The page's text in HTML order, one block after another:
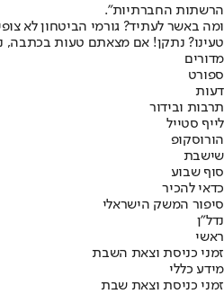
הרשתות החברתיות".
ומה באשר לעתיד? גורמי הביטחון לא
טעינו? נתקן! אם מצאתם טעות בכתבה,
מדורים
ספורט
דעות
תרבות ובידור
לייף סטייל
הורוסקופ
שישבת
סוף שבוע
כדאי להכיר
סיפור המשק הישראלי
נדל"ן
ראשי
זמני כניסת וצאת השבת
מידע כללי
זמני כניסת וצאת שבת